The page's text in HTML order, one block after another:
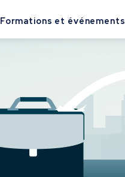
Formations et événements